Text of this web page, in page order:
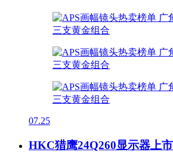
07.25
HKC猎鹰24Q260显示器上